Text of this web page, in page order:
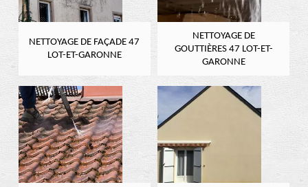
NETTOYAGE DE FAÇADE 47
LOT-ET-GARONNE
NETTOYAGE DE
GOUTTIÈRES 47 LOT-ET-
GARONNE